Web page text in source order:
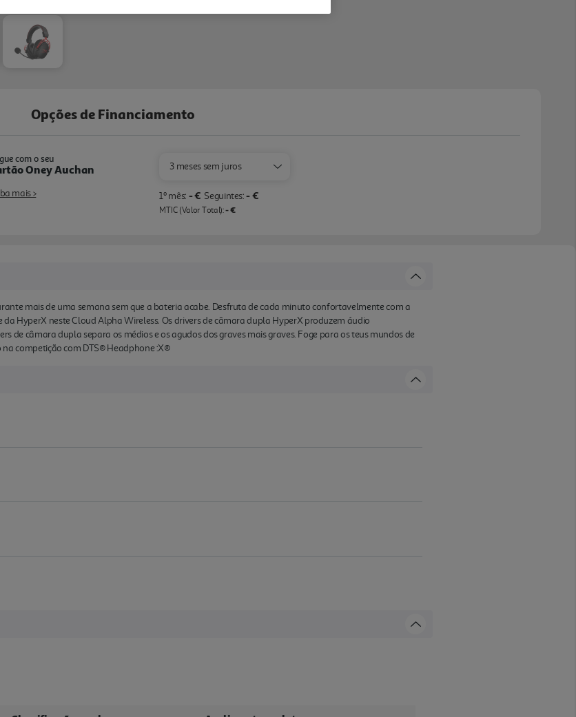
Opções de Financiamento
com o seu
Oney Auchan
mais >
3 meses sem juros
1º mês: - € Seguintes: - €
MTIC (Valor Total):- €
mais de uma semana sem que a bateria acabe. Desfruta de cada minuto confortavelmente com a
HyperX neste Cloud Alpha Wireless. Os drivers de câmara dupla HyperX produzem áudio
de câmara dupla separa os médios e os agudos dos graves mais graves. Foge para os teus mundos de
competição com DTS® Headphone :X®